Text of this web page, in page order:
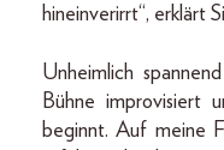
hineinverirrt“, erklärt
Unheimlich
Bühne improvisiert
beginnt. Auf meine